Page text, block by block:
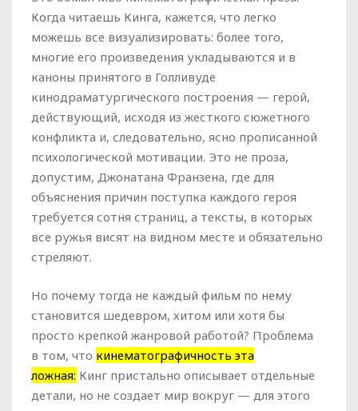
Когда читаешь Кинга, кажется, что легко
можешь все визуализировать: более того,
многие его произведения укладываются и в
каноны принятого в Голливуде
кинодраматургического построения — герой,
действующий, исходя из жесткого сюжетного
конфликта и, следовательно, ясно прописанной
психологической мотивации. Это не проза,
допустим, Джонатана Франзена, где для
объяснения причин поступка каждого героя
требуется сотня страниц, а тексты, в которых
все ружья висят на видном месте и обязательно
стреляют.
Но почему тогда не каждый фильм по нему
становится шедевром, хитом или хотя бы
просто крепкой жанровой работой? Проблема
в том, что кинематографичность эта
ложная: Кинг пристально описывает отдельные
детали, но не создает мир вокруг — для этого